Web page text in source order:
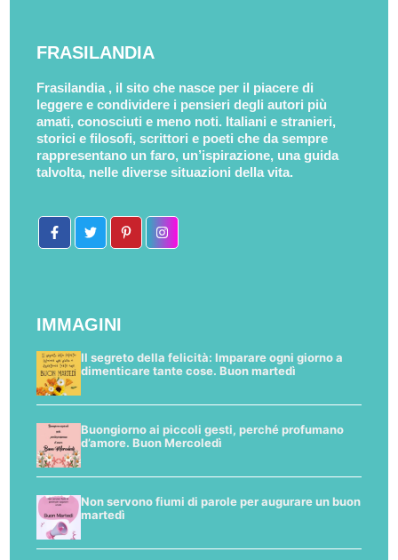
FRASILANDIA
Frasilandia , il sito che nasce per il piacere di
leggere e condividere i pensieri degli autori più
amati, conosciuti e meno noti. Italiani e stranieri,
storici e filosofi, scrittori e poeti che da sempre
rappresentano un faro, un’ispirazione, una guida
talvolta, nelle diverse situazioni della vita.
IMMAGINI
Il segreto della felicità: Imparare ogni giorno a
dimenticare tante cose. Buon martedì
Buongiorno ai piccoli gesti, perché profumano
d’amore. Buon Mercoledì
Non servono fiumi di parole per augurare un buon
martedì